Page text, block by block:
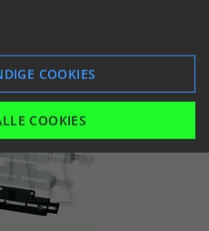
COOKIES
COOKIES